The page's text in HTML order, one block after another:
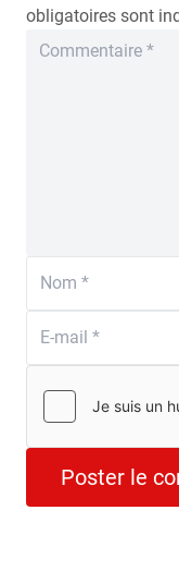
obligatoires sont